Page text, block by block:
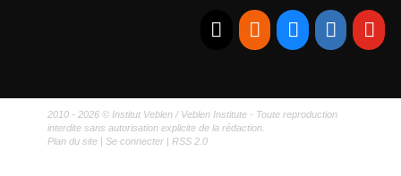
2010 - 2026 © Institut Veblen / Veblen Institute - Toute reproduction
interdite sans autorisation explicite de la rédaction.
Plan du site |Se connecter | RSS 2.0